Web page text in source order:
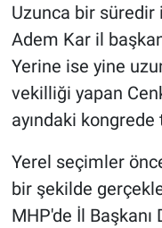
Uzunca bir süredir
Adem Kar il
Yerine ise yine
vekilliği yapan
ayındaki kongrede
Yerel seçimler
bir şekilde
MHP'de İl